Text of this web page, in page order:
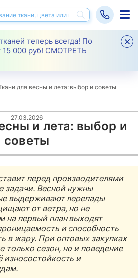
теперь всегда! По
15 000 руб! СМОТРЕТЬ
для весны и лета: выбор и советы
27.03.2026
и лета: выбор и
советы
перед производителями
задачи. Весной нужны
выдерживают перепады
от ветра, но не
на первый план выходят
и способность
в жару. При оптовых закупках
только сезон, но и поведение
износостойкость и